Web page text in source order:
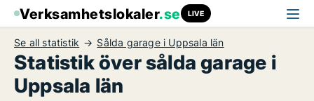
Verksamhetslokaler.se LIVE
Se all statistik Sålda garage i Uppsala län
Statistik över sålda garage i
Uppsala län